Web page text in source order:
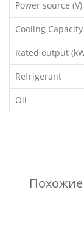
Power source (V)
Cooling
Rated output
Refrigerant
Oil
Похожие